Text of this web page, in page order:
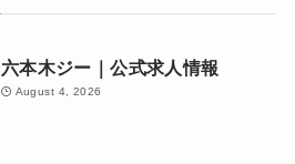
六本木ジー｜公式求人情報
August 4, 2026